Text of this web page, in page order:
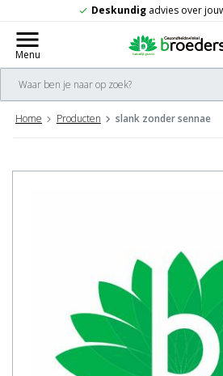
over jouw gezondheid
menu
Menu
Home Producten slank zonder sennae